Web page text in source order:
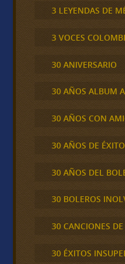
3 LEYENDAS DE
3 VOCES
30 ANIVERSARIO
30 AÑOS ALBUM
30 AÑOS CON
30 AÑOS DE
30 AÑOS DEL
30 BOLEROS
30 CANCIONES
30 ÉXITOS